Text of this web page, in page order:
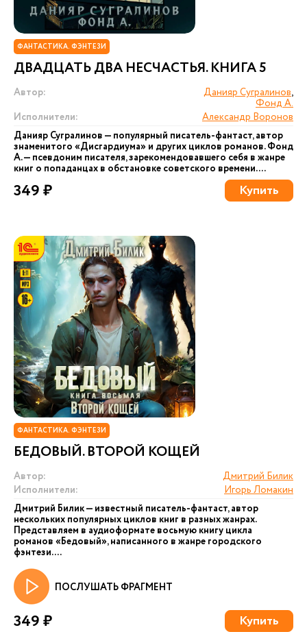
ФАНТАСТИКА. ФЭНТЕЗИ
ДВАДЦАТЬ ДВА НЕСЧАСТЬЯ. КНИГА 5
Автор: Данияр Сугралинов,
Фонд А.
Исполнители:
Александр Воронов
Данияр Сугралинов — популярный писатель-фантаст, автор
знаменитого «Дисгардиума» и других циклов романов. Фонд
А. — псевдоним писателя, зарекомендовавшего себя в жанре
книг о попаданцах в обстановке советского времени....
349 ₽ Купить
ФАНТАСТИКА. ФЭНТЕЗИ
БЕДОВЫЙ. ВТОРОЙ КОЩЕЙ
Автор:
Дмитрий Билик
Исполнители:
Игорь Ломакин
Дмитрий Билик — известный писатель-фантаст, автор
нескольких популярных циклов книг в разных жанрах.
Представляем в аудиоформате восьмую книгу цикла
романов «Бедовый», написанного в жанре городского
фэнтези. ...
ПОСЛУШАТЬ ФРАГМЕНТ
349 ₽ Купить